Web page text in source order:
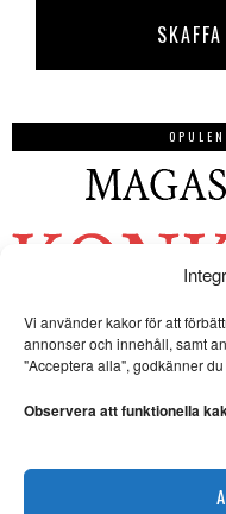
Vi använder kakor för att
annonser och innehåll, samt
"Acceptera alla", godkänner
Observera att funktionella